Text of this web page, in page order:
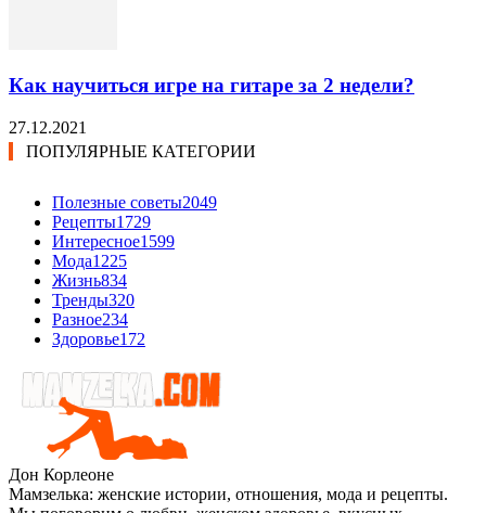
Как научиться игре на гитаре за 2 недели?
27.12.2021
ПОПУЛЯРНЫЕ КАТЕГОРИИ
Полезные советы2049
Рецепты1729
Интересное1599
Мода1225
Жизнь834
Тренды320
Разное234
Здоровье172
Дон Корлеоне
Мамзелька: женские истории, отношения, мода и рецепты.